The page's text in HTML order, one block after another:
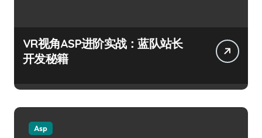
VR视角ASP进阶实战：蓝队站长
开发秘籍
Asp